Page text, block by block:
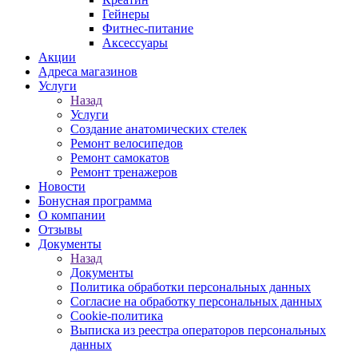
Гейнеры
Фитнес-питание
Аксессуары
Акции
Адреса магазинов
Услуги
Назад
Услуги
Создание анатомических стелек
Ремонт велосипедов
Ремонт самокатов
Ремонт тренажеров
Новости
Бонусная программа
О компании
Отзывы
Документы
Назад
Документы
Политика обработки персональных данных
Согласие на обработку персональных данных
Cookie-политика
Выписка из реестра операторов персональных
данных